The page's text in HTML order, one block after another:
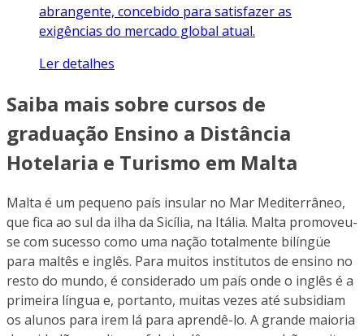
abrangente, concebido para satisfazer as
exigências do mercado global atual.
Ler detalhes
Saiba mais sobre cursos de
graduação Ensino a Distância
Hotelaria e Turismo em Malta
Malta é um pequeno país insular no Mar Mediterrâneo,
que fica ao sul da ilha da Sicília, na Itália. Malta promoveu-
se com sucesso como uma nação totalmente bilíngüe
para maltês e inglês. Para muitos institutos de ensino no
resto do mundo, é considerado um país onde o inglês é a
primeira língua e, portanto, muitas vezes até subsidiam
os alunos para irem lá para aprendê-lo. A grande maioria